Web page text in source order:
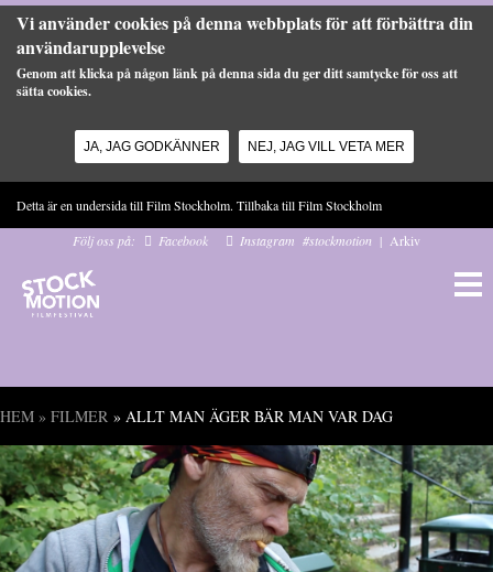
Vi använder cookies på denna webbplats för att förbättra din
användarupplevelse
Genom att klicka på någon länk på denna sida du ger ditt samtycke för oss att
sätta cookies.
JA, JAG GODKÄNNER NEJ, JAG VILL VETA MER
Detta är en undersida till Film Stockholm. Tillbaka tillFilm Stockholm
Följ oss på:
Facebook Instagram #stockmotion | Arkiv
Du är här
HEM » FILMER » ALLT MAN ÄGER BÄR MAN VAR DAG